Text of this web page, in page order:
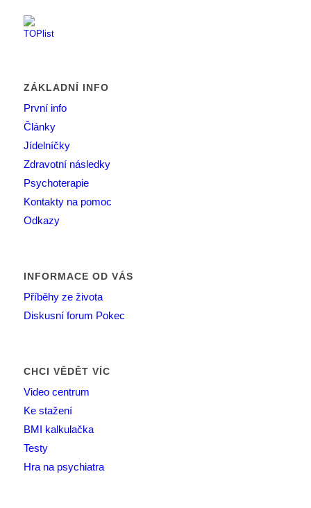
ZÁKLADNÍ INFO
První info
Články
Jídelníčky
Zdravotní následky
Psychoterapie
Kontakty na pomoc
Odkazy
INFORMACE OD VÁS
Příběhy ze života
Diskusní forum Pokec
CHCI VĚDĚT VÍC
Video centrum
Ke stažení
BMI kalkulačka
Testy
Hra na psychiatra